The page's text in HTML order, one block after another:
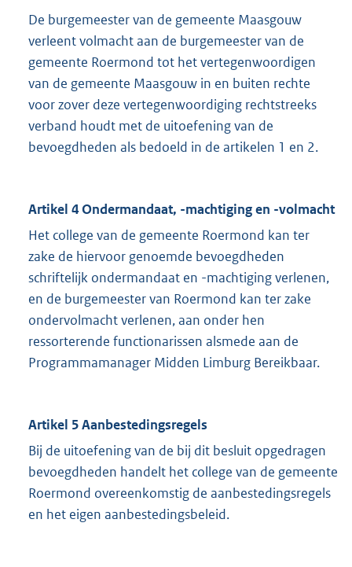
De burgemeester van de gemeente Maasgouw
verleent volmacht aan de burgemeester van de
gemeente Roermond tot het vertegenwoordigen
van de gemeente Maasgouw in en buiten rechte
voor zover deze vertegenwoordiging rechtstreeks
verband houdt met de uitoefening van de
bevoegdheden als bedoeld in de artikelen 1 en 2.
Artikel 4 Ondermandaat, -machtiging en -volmacht
Het college van de gemeente Roermond kan ter
zake de hiervoor genoemde bevoegdheden
schriftelijk ondermandaat en -machtiging verlenen,
en de burgemeester van Roermond kan ter zake
ondervolmacht verlenen, aan onder hen
ressorterende functionarissen alsmede aan de
Programmamanager Midden Limburg Bereikbaar.
Artikel 5 Aanbestedingsregels
Bij de uitoefening van de bij dit besluit opgedragen
bevoegdheden handelt het college van de gemeente
Roermond overeenkomstig de aanbestedingsregels
en het eigen aanbestedingsbeleid.